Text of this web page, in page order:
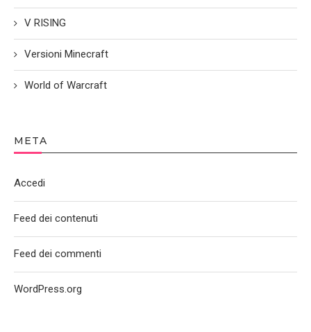
V RISING
Versioni Minecraft
World of Warcraft
META
Accedi
Feed dei contenuti
Feed dei commenti
WordPress.org